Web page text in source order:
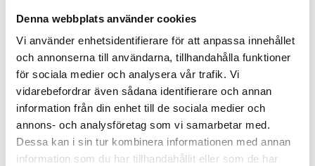
Denna webbplats använder cookies
Vi använder enhetsidentifierare för att anpassa innehållet
och annonserna till användarna, tillhandahålla funktioner
för sociala medier och analysera vår trafik. Vi
vidarebefordrar även sådana identifierare och annan
information från din enhet till de sociala medier och
annons- och analysföretag som vi samarbetar med.
Dessa kan i sin tur kombinera informationen med annan
information som du har tillhandahållit eller som de har
Nobinas trafiklösningar är alltid uppkopplade och du
kan alltid följa trafiken via webben med
realtidspositioner och uppdateringar från varje buss
och tur tack vare Nobinas realtidssystem för
beställningstrafik.
Om resenärerna ska betala för sina egna biljetter och
dela på kostnaden för trafiken, eller om det är viktigt
att rätt resenär reser med rätt buss så har vi ett